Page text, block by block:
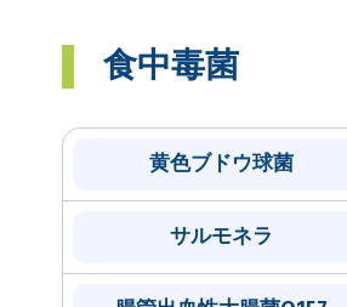
食中毒菌
黄色ブドウ球菌
サルモネラ